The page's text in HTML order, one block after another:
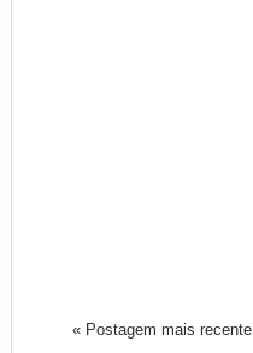
« Postagem mais recente